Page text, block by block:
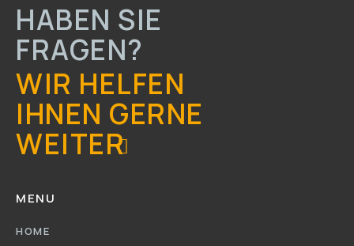
HABEN SIE
FRAGEN?
WIR HELFEN
IHNEN GERNE
WEITER
MENU
HOME